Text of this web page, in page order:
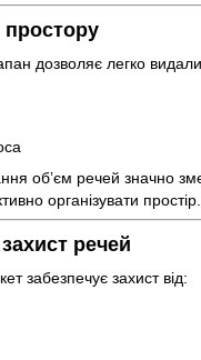
простору
дозволяє легко
об’єм речей значно
організувати простір.
речей
забезпечує захист від: